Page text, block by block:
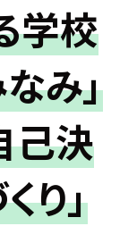
学校
み」
己決
り」